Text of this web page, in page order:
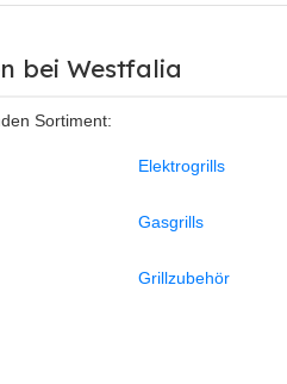
bei Westfalia
Sortiment:
Elektrogrills
Gasgrills
Grillzubehör